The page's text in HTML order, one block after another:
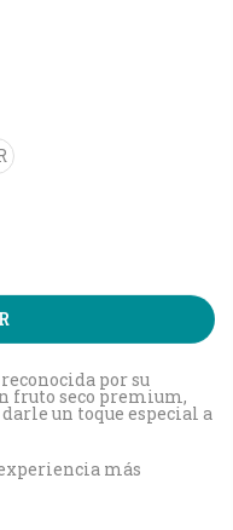
por su
fruto seco premium,
un toque especial a
más